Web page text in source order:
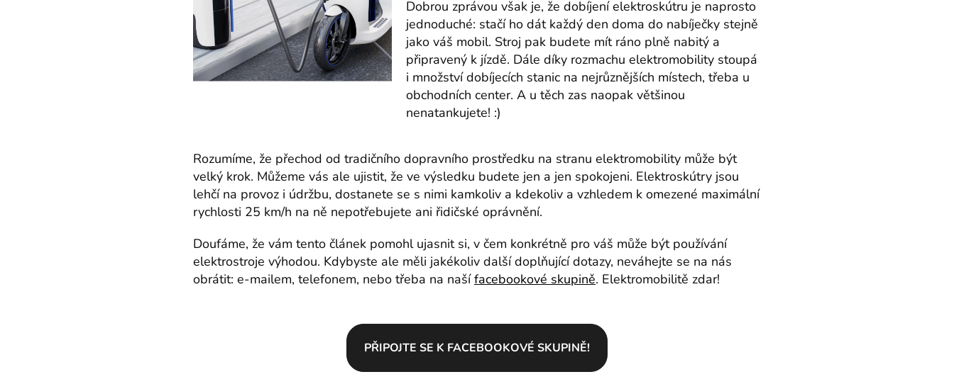
Dobrou zprávou však je, že dobíjení elektroskútru je naprosto
jednoduché: stačí ho dát každý den doma do nabíječky stejně
jako váš mobil. Stroj pak budete mít ráno plně nabitý a
připravený k jízdě. Dále díky rozmachu elektromobility stoupá
i množství dobíjecích stanic na nejrůznějších místech, třeba u
obchodních center. A u těch zas naopak většinou
nenatankujete! :)
Rozumíme, že přechod od tradičního dopravního prostředku na stranu elektromobility může být
velký krok. Můžeme vás ale ujistit, že ve výsledku budete jen a jen spokojeni. Elektroskútry jsou
lehčí na provoz i údržbu, dostanete se s nimi kamkoliv a kdekoliv a vzhledem k omezené maximální
rychlosti 25 km/h na ně nepotřebujete ani řidičské oprávnění.
Doufáme, že vám tento článek pomohl ujasnit si, v čem konkrétně pro váš může být používání
elektrostroje výhodou. Kdybyste ale měli jakékoliv další doplňující dotazy, neváhejte se na nás
obrátit: e-mailem, telefonem, nebo třeba na našífacebookové skupině. Elektromobilitě zdar!
PŘIPOJTE SE K FACEBOOKOVÉ SKUPINĚ!